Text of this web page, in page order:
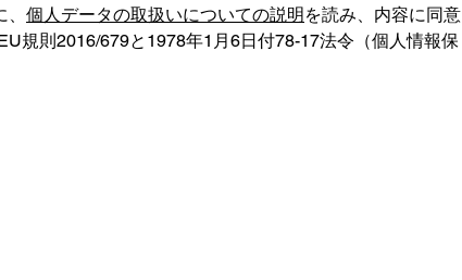
個人データの取扱いについての説明を読み、内容に同意
規則2016/679と1978年1月6日付78-17法令（個人情報保